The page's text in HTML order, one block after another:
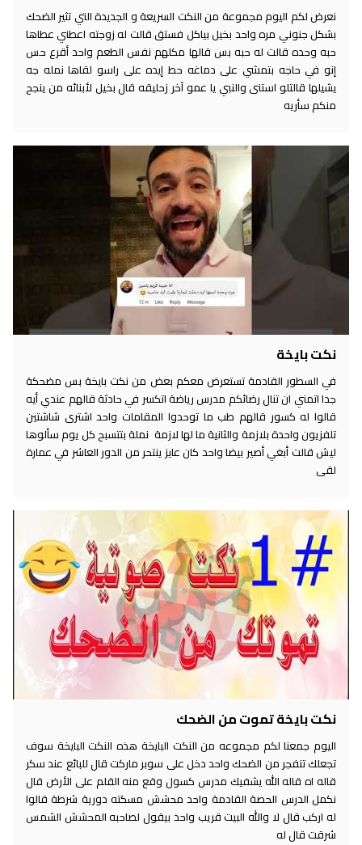
نعرض لكم اليوم مجموعة من النكت السريعة و الجديدة التي تثير الضحك
بشكل جنوني مره واحد بخيل بياكل فستق قالت له زوجته اعطني عطاها
حبه وحده قالت له حبه بس قالها مكلهم نفس الطعم واحد أقرع حس
إنو في حاجه بتمشي على دماغه حط إيده على راسو لقاها نمله جه
يشيلها قالتلو استنى والنبي يا عمو آخر زحليقه قال بخيل لأبنائه من ينجح
منكم سأريه
نكت بايخة
في السطور القادمة تستعرض معكم بعض من نكت بايخة بس مضحكة
جدا اتمني ان تنال رضائكم مدرس رياضة اتكسر في حادثة قالهم عندي أيه
قالوا له كسور قالهم طب ما توحدوا المقامات واحد اشترى شاشتين
تلفزيون واحدة بلازمة والثانية ما لها لازمة نملة بتتسبح كل يوم سألوها
ليش قالت أبغي أصير بيضا واحد كان عايز ينتحر من الدور العاشر في عمارة
لقى
نكت بايخة تموت من الضحك
اليوم جمعنا لكم مجموعه من النكت البايخة هذه النكت البايخة سوف
تجعلك تنفجر من الضحك واحد دخل على سوبر ماركت قال للبائع عند سكر
قاله اه قاله الله يشفيك مدرس كسول وقع منه القلم على الأرض قال
نكمل الدرس الحصة القادمة واحد محشش مسكته دورية شرطة قالوا
له اركب قال لا والله البيت قريب واحد بيقول لصاحبه المحشش الشمس
شرقت قال له